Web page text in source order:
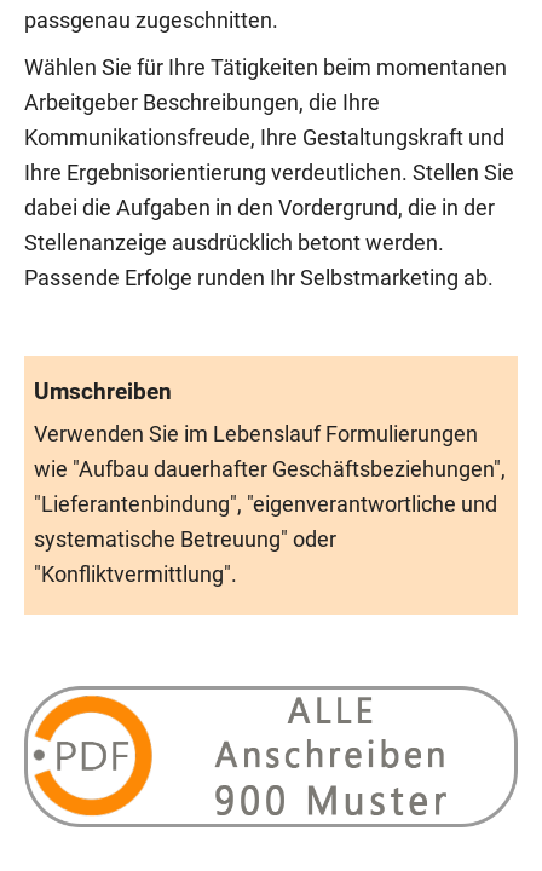
passgenau zugeschnitten.
Wählen Sie für Ihre Tätigkeiten beim momentanen
Arbeitgeber Beschreibungen, die Ihre
Kommunikationsfreude, Ihre Gestaltungskraft und
Ihre Ergebnisorientierung verdeutlichen. Stellen Sie
dabei die Aufgaben in den Vordergrund, die in der
Stellenanzeige ausdrücklich betont werden.
Passende Erfolge runden Ihr Selbstmarketing ab.
Umschreiben
Verwenden Sie im Lebenslauf Formulierungen
wie "Aufbau dauerhafter Geschäftsbeziehungen",
"Lieferantenbindung", "eigenverantwortliche und
systematische Betreuung" oder
"Konfliktvermittlung".